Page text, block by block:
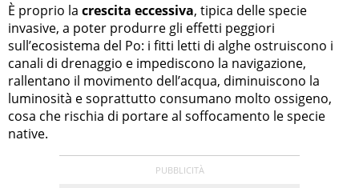
È proprio la crescita eccessiva, tipica delle specie
invasive, a poter produrre gli effetti peggiori
sull’ecosistema del Po: i fitti letti di alghe ostruiscono i
canali di drenaggio e impediscono la navigazione,
rallentano il movimento dell’acqua, diminuiscono la
luminosità e soprattutto consumano molto ossigeno,
cosa che rischia di portare al soffocamento le specie
native.